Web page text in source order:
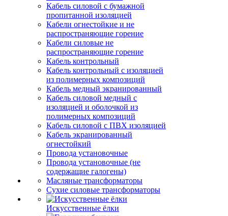
Кабель силовой с бумажной
пропитанной изоляцией
Кабели огнестойкие и не
распространяющие горение
Кабели силовые не
распространяющие горение
Кабель контрольный
Кабель контрольный с изоляцией
из полимерных композиций
Кабель медный экранированный
Кабель силовой медный с
изоляцией и оболочкой из
полимерных композиций
Кабель силовой с ПВХ изоляцией
Кабель экранированный
огнестойкий
Провода установочные
Провода установочные (не
содержащие галогены)
Масляные трансформаторы
Сухие силовые трансформаторы
Искусственные ёлки